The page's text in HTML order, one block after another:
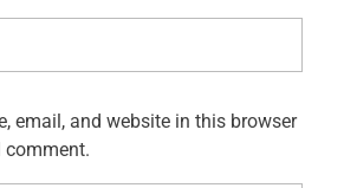
email, and website in this browser
comment.